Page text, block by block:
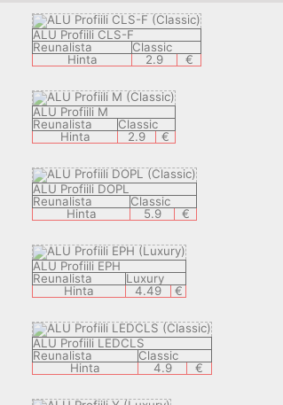
ALU Profiili CLS-F
Reunalista
Classic
Hinta
2.9 €
ALU Profiili M
Reunalista
Classic
Hinta
2.9 €
ALU Profiili DOPL
Reunalista
Classic
Hinta
5.9 €
ALU Profiili EPH
Reunalista
Luxury
Hinta
4.49 €
ALU Profiili LEDCLS
Reunalista
Classic
Hinta
4.9 €